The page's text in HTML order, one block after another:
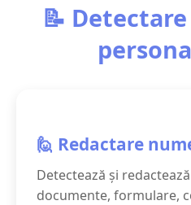
📝
🙋 Redactare
Detectează și
documente, formulare,